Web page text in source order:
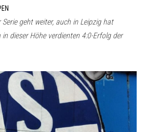
Serie geht weiter, auch in Leipzig hat
dieser Höhe verdienten 4:0-Erfolg der